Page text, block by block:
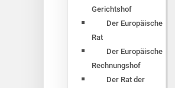
Gerichtshof
Der Europäische
Rat
Der Europäische
Rechnungshof
Der Rat der